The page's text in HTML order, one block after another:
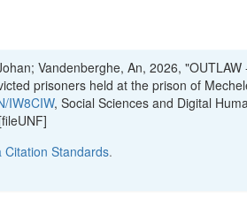
Vandenberghe, An, 2026,
prisoners held at the prison of
IW8CIW, Social Sciences and Digital
Citation Standards.